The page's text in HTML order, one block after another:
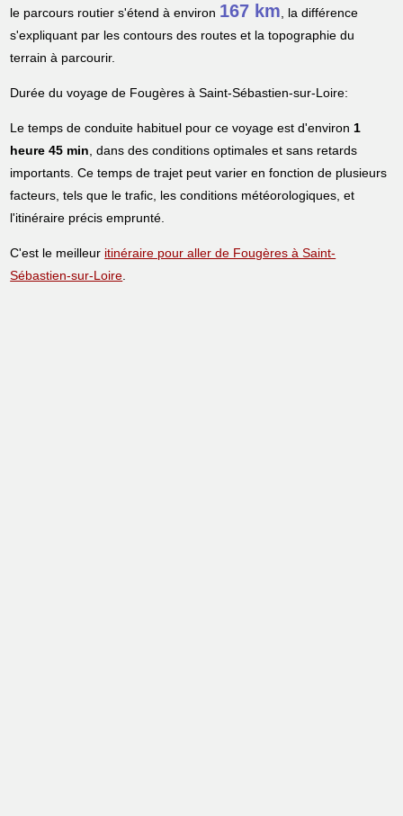
le parcours routier s'étend à environ 167 km, la différence
s'expliquant par les contours des routes et la topographie du
terrain à parcourir.
Durée du voyage de Fougères à Saint-Sébastien-sur-Loire:
Le temps de conduite habituel pour ce voyage est d'environ1
heure 45 min, dans des conditions optimales et sans retards
importants. Ce temps de trajet peut varier en fonction de plusieurs
facteurs, tels que le trafic, les conditions météorologiques, et
l'itinéraire précis emprunté.
C'est le meilleur itinéraire pour aller de Fougères à Saint-
Sébastien-sur-Loire.